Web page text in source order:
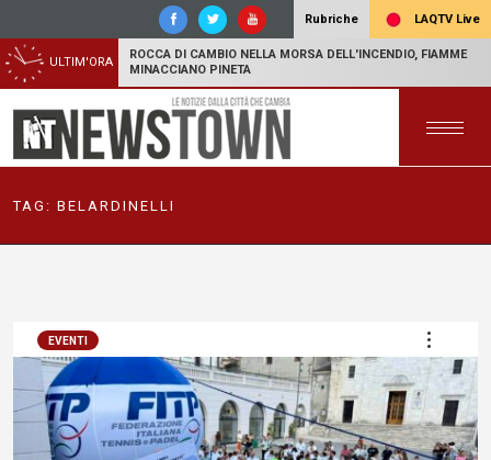
Rubriche LAQTV Live
ULTIM'ORA
ROCCA DI CAMBIO NELLA MORSA DELL'INCENDIO, FIAMME
MINACCIANO PINETA
TAG: BELARDINELLI
EVENTI